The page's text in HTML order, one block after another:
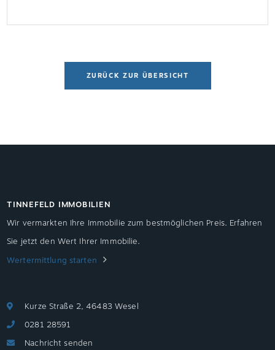
Jahr hat uns wieder einmal deutlich gemacht, […]
ZURÜCK ZUR ÜBERSICHT
TINNEFELD IMMOBILIEN
Wir vermarkten Ihre Immobilie zum bestmöglichen Preis. Erfahren
Sie jetzt den Wert Ihrer Immobilie.
Wertermittlung starten
Kurze Straße 2, 46483 Wesel
0281 28591
Nachricht senden